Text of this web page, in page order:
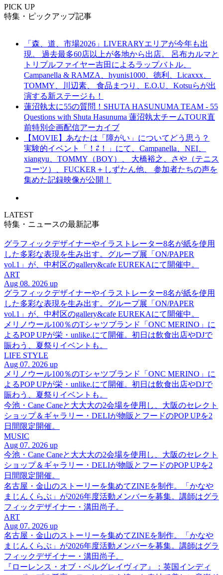
PICK UP
特集・ピックアップ記事
「森、道、市場2026」LIVERARYエリアが今年も出
現。 過去最多60店以上が各地から出店。 呂布カルマと
トリプルファイヤー吉田によるラップバトル、
Campanella & RAMZA、hyunis1000、徳利、Licaxxx、
TOMMY、川辺素、 食品まつり、E.O.U、Kotsuらが出
演する新ステージも！
蓮沼執太に55の質問！SHUTA HASUNUMA TEAM - 55
Questions with Shuta Hasunuma 蓮沼執太チームTOUR直
前特別企画配信アーカイブ
【MOVIE】あなたは「障がい」についてどう思う？
実験的イベント「！⇄！」にて、Campanella、NEI、
xiangyu、TOMMY（BOY）、 大橋裕之、さや（テニス
コーツ）、FUCKER＋しずたん他、 参加者たちの声を
集めた記録映像が公開！
LATEST
特集・ニュースの最新記事
グラフィックデザイナーやイラストレーター8名が紙を使用
した多彩な表現を生み出す。グループ展「ON/PAPER
vol.1」が、中村区のgallery&cafe EUREKAにて開催中。
ART
Aug 08. 2026 up
グラフィックデザイナーやイラストレーター8名が紙を使用
した多彩な表現を生み出す。グループ展「ON/PAPER
vol.1」が、中村区のgallery&cafe EUREKAにて開催中。
メリノウール100％のTシャツブランド「ONC MERINO」に
よるPOP UPが栄・unlike.にて開催。初日は飲食出店やDJで
賑わう、夏祭りイベントも。
LIFE STYLE
Aug 07. 2026 up
メリノウール100％のTシャツブランド「ONC MERINO」に
よるPOP UPが栄・unlike.にて開催。初日は飲食出店やDJで
賑わう、夏祭りイベントも。
今池・Cane Caneと大大大の2会場を使用し、大阪のセレクト
ショップ＆ギャラリー・DELIが物販とフードのPOP UPを2
日間限定開催。
MUSIC
Aug 07. 2026 up
今池・Cane Caneと大大大の2会場を使用し、大阪のセレクト
ショップ＆ギャラリー・DELIが物販とフードのPOP UPを2
日間限定開催。
名古屋・金山のストーリーを集めてZINEを制作。「かなや
まじんくらぶ」が2026年度活動メンバーを募集。講師はグラ
フィックデザイナー・溝田尚子。
ART
Aug 07. 2026 up
名古屋・金山のストーリーを集めてZINEを制作。「かなや
まじんくらぶ」が2026年度活動メンバーを募集。講師はグラ
フィックデザイナー・溝田尚子。
『ローレンス・オブ・ベルグレイヴィア』：英国インディ